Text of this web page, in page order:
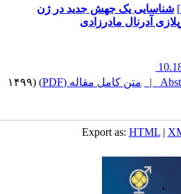
یک جهش جدید در ژن
متن کامل مقاله (PDF)
(۱۴۹۹
Export as:HTML |